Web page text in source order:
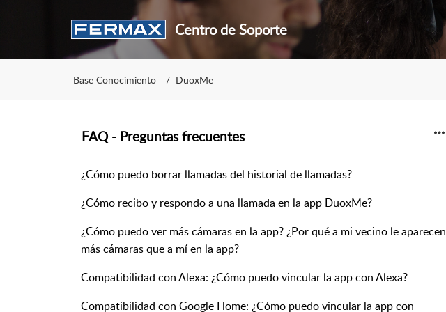
Centro de Soporte
Base Conocimiento DuoxMe
FAQ - Preguntas frecuentes
¿Cómo puedo borrar llamadas del historial de llamadas?
¿Cómo recibo y respondo a una llamada en la app DuoxMe?
¿Cómo puedo ver más cámaras en la app? ¿Por qué a mi vecino le aparecen
más cámaras que a mí en la app?
Compatibilidad con Alexa: ¿Cómo puedo vincular la app con Alexa?
Compatibilidad con Google Home: ¿Cómo puedo vincular la app con